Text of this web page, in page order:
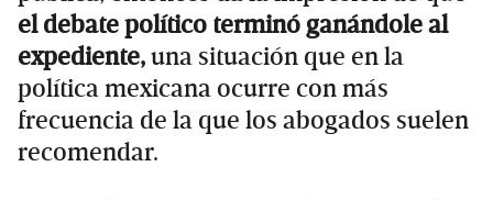
el debate político terminó ganándole al
expediente,una situación que en la
política mexicana ocurre con más
frecuencia de la que los abogados suelen
recomendar.